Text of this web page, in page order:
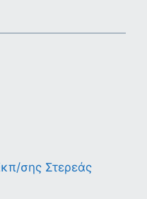
σης Στερεάς